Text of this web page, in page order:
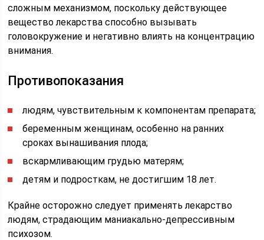
сложным механизмом, поскольку действующее
вещество лекарства способно вызывать
головокружение и негативно влиять на концентрацию
внимания.
Противопоказания
людям, чувствительным к компонентам препарата;
беременным женщинам, особенно на ранних
сроках вынашивания плода;
вскармливающим грудью матерям;
детям и подросткам, не достигшим 18 лет.
Крайне осторожно следует применять лекарство
людям, страдающим маниакально-депрессивным
психозом.